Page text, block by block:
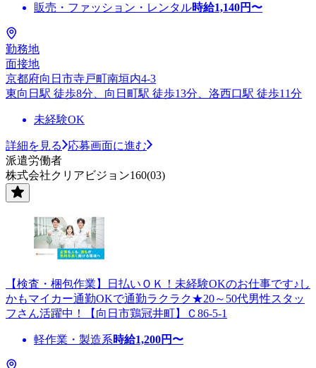
販売・ファッション・レンタル時給1,140円〜
勤務地
面接地
京都府向日市寺戸町南垣内4-3
東向日駅 徒歩8分、向日町駅 徒歩13分、洛西口駅 徒歩11分
未経験OK
詳細を見る
応募画面に進む
派遣労働者
株式会社クリアビジョン160(03)
【検査・梱包作業】日払いＯＫ！未経験OKのお仕事です♪し
かもマイカー通勤OKで通勤ラクラク★20～50代男性スタッ
フさん活躍中！【向日市鶏冠井町】Ｃ86-5-1
軽作業・製造系時給1,200円〜